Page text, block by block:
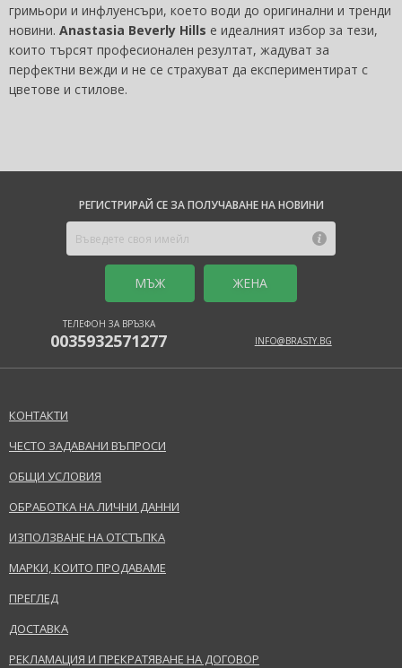
гримьори и инфлуенсъри, което води до оригинални и тренди
новини. Anastasia Beverly Hills е идеалният избор за тези,
които търсят професионален резултат, жадуват за
перфектни вежди и не се страхуват да експериментират с
цветове и стилове.
РЕГИСТРИРАЙ СЕ ЗА ПОЛУЧАВАНЕ НА НОВИНИ
MЪЖ ЖЕНА
ТЕЛЕФОН ЗА ВРЪЗКА
0035932571277 INFO@BRASTY.BG
КОНТАКТИ
ЧЕСТО ЗАДАВАНИ ВЪПРОСИ
ОБЩИ УСЛОВИЯ
ОБРАБОТКА НА ЛИЧНИ ДАННИ
ИЗПОЛЗВАНЕ НА ОТСТЪПКА
МАРКИ, КОИТО ПРОДАВАМЕ
ПРЕГЛЕД
ДОСТАВКА
РЕКЛАМАЦИЯ И ПРЕКРАТЯВАНЕ НА ДОГОВОР